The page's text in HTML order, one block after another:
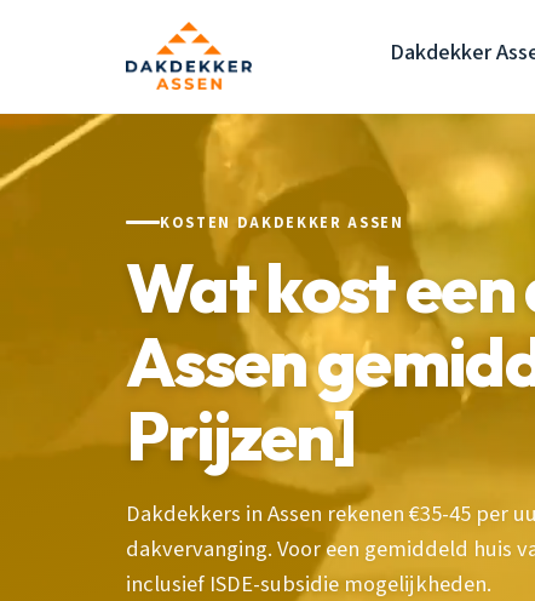
Dakdekker
KOSTEN DAKDEKKER ASSEN
Wat kost
Assen
Prijzen]
Dakdekkers in Assen rekenen €35-45 per
dakvervanging. Voor een gemiddeld huis
inclusief ISDE-subsidie mogelijkheden.